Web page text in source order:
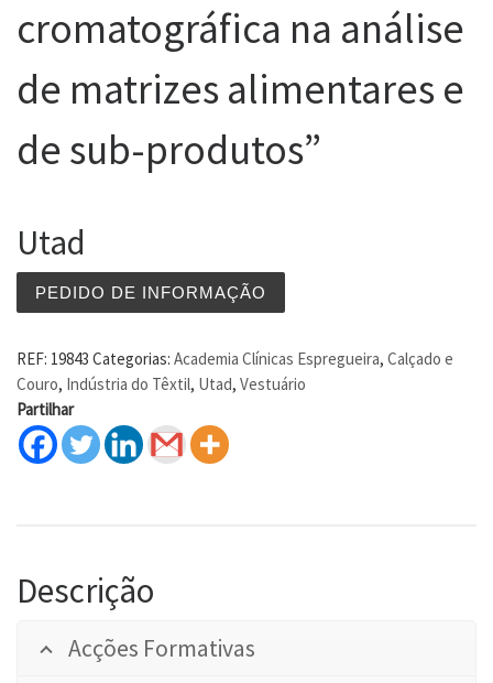
cromatográfica na análise
de matrizes alimentares e
de sub-produtos”
Utad
PEDIDO DE INFORMAÇÃO
REF: 19843 Categorias: Academia Clínicas Espregueira, Calçado e
Couro, Indústria do Têxtil, Utad, Vestuário
Partilhar
Descrição
Acções Formativas